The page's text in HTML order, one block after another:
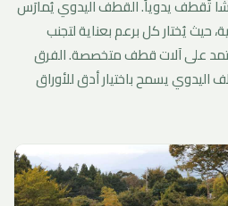
تُقطف يدوياً. القطف اليدوي يُمارَس
حيث يُختار كل برعم بعناية لتجنب
على آلات قطف متخصصة. الفرق
اليدوي يسمح باختيار أدق للأوراق